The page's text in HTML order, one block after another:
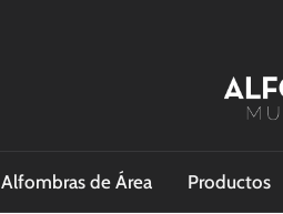
Alfombras de Área Productos